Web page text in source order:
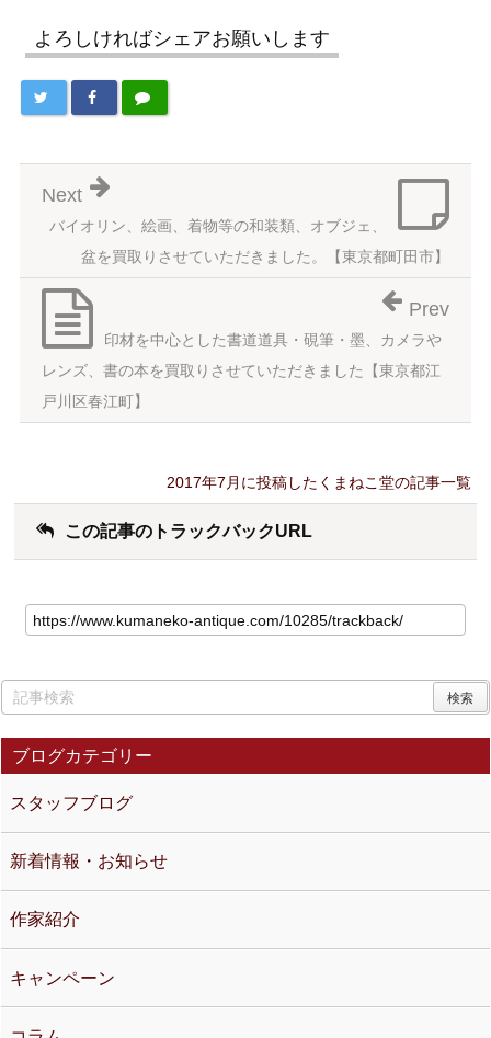
よろしければシェアお願いします
バイオリン、絵画、着物等の和装類、オブジェ、
盆を買取りさせていただきました。【東京都町田市】
Next
印材を中心とした書道道具・硯筆・墨、カメラや
レンズ、書の本を買取りさせていただきました【東京都江
戸川区春江町】
Prev
2017年7月に投稿したくまねこ堂の記事一覧
この記事のトラックバックURL
ブログカテゴリー
スタッフブログ
新着情報・お知らせ
作家紹介
キャンペーン